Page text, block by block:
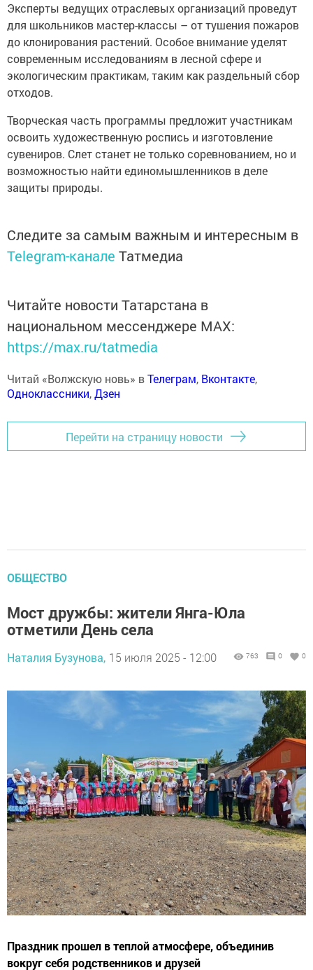
Эксперты ведущих отраслевых организаций проведут
для школьников мастер-классы – от тушения пожаров
до клонирования растений. Особое внимание уделят
современным исследованиям в лесной сфере и
экологическим практикам, таким как раздельный сбор
отходов.
Творческая часть программы предложит участникам
освоить художественную роспись и изготовление
сувениров. Слет станет не только соревнованием, но и
возможностью найти единомышленников в деле
защиты природы.
Следите за самым важным и интересным в
Telegram-канале Татмедиа
Читайте новости Татарстана в
национальном мессенджере MАХ:
https://max.ru/tatmedia
Читай «Волжскую новь» вТелеграм, Вконтакте,
Одноклассники,Дзен
Перейти на страницу новости
ОБЩЕСТВО
Мост дружбы: жители Янга-Юла
отметили День села
Наталия Бузунова, 15 июля 2025 - 12:00 763 0 0
Праздник прошел в теплой атмосфере, объединив
вокруг себя родственников и друзей